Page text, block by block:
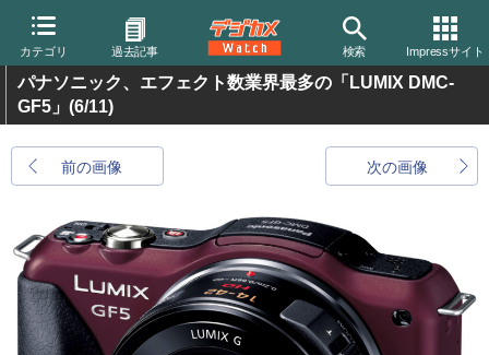
カテゴリ 過去記事 検索 Impressサイト
パナソニック、エフェクト数業界最多の「LUMIX DMC-
GF5」 (6/11)
前の画像 次の画像